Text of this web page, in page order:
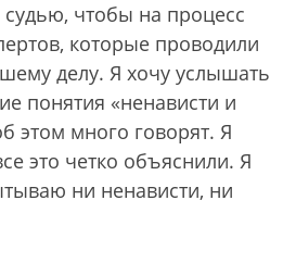
чтобы на процесс
которые проводили
делу. Я хочу услышать
понятия «ненависти и
этом много говорят. Я
это четко объяснили. Я
ни ненависти, ни